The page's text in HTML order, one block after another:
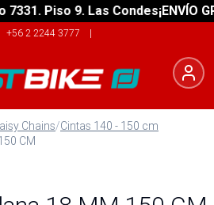
Piso 9. Las Condes¡ENVÍO
+56 2 2244 3777 |
Chains/Cintas 140 - 150 cm
CM